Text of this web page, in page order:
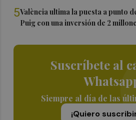
5València ultima la puesta a punto
Puig con una inversión de 2
Suscríbete al
Siempre al día de las
¡Quiero